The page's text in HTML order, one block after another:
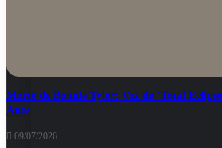
Morte de Bonnie Tyler: Voz de ‘Total
Anos
09/07/2026